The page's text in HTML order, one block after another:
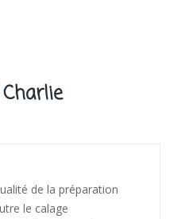
votre message est
Je ne manquerai pas